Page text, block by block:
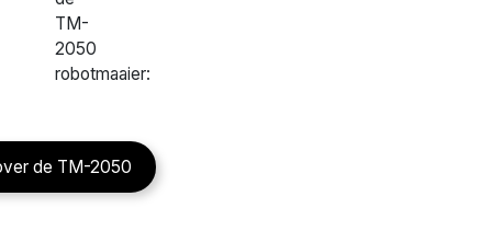
TM-
2050
robotmaaier:
de TM-2050